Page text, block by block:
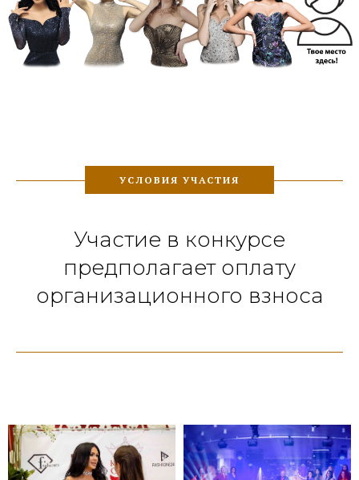
УСЛОВИЯ УЧАСТИЯ
Участие в конкурсе
предполагает оплату
организационного взноса